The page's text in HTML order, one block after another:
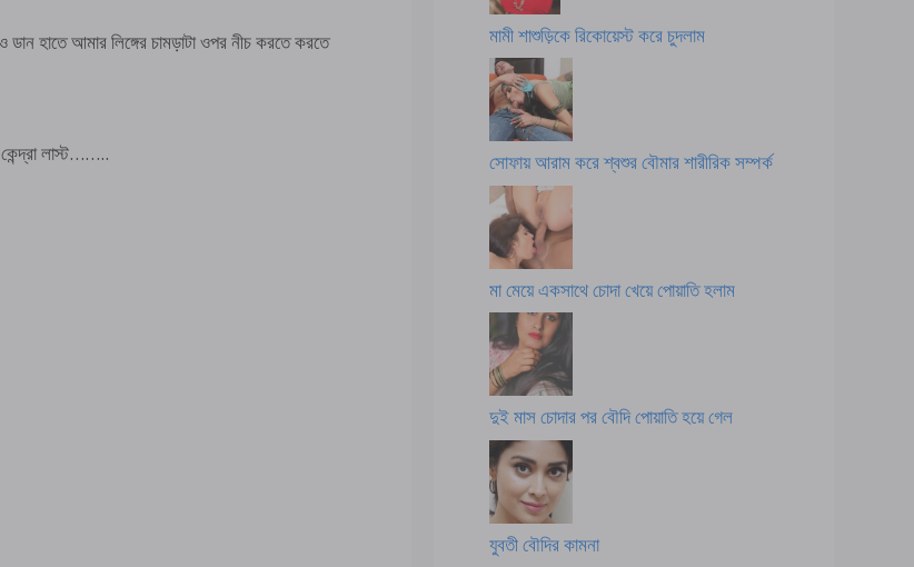
হাতে আমার লিঙ্গের চামড়াটা ওপর নীচ করতে করতে
লাস্ট……..
মামী শাশুড়িকে রিকোয়েস্ট করে চুদলাম
সোফায় আরাম করে শ্বশুর বৌমার শারীরিক সম্পর্ক
মা মেয়ে একসাথে চোদা খেয়ে পোয়াতি হলাম
দুই মাস চোদার পর বৌদি পোয়াতি হয়ে গেল
যুবতী বৌদির কামনা